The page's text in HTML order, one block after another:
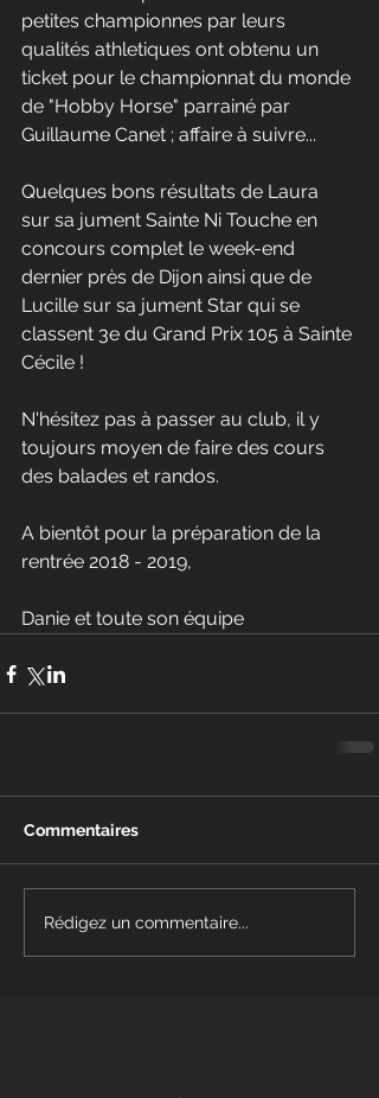
petites championnes par leurs
qualités athletiques ont obtenu un
ticket pour le championnat du monde
de "Hobby Horse" parrainé par
Guillaume Canet ; affaire à suivre...
Quelques bons résultats de Laura
sur sa jument Sainte Ni Touche en
concours complet le week-end
dernier près de Dijon ainsi que de
Lucille sur sa jument Star qui se
classent 3e du Grand Prix 105 à Sainte
Cécile !
N'hésitez pas à passer au club, il y
toujours moyen de faire des cours
des balades et randos.
A bientôt pour la préparation de la
rentrée 2018 - 2019,
Danie et toute son équipe
Commentaires
Rédigez un commentaire...